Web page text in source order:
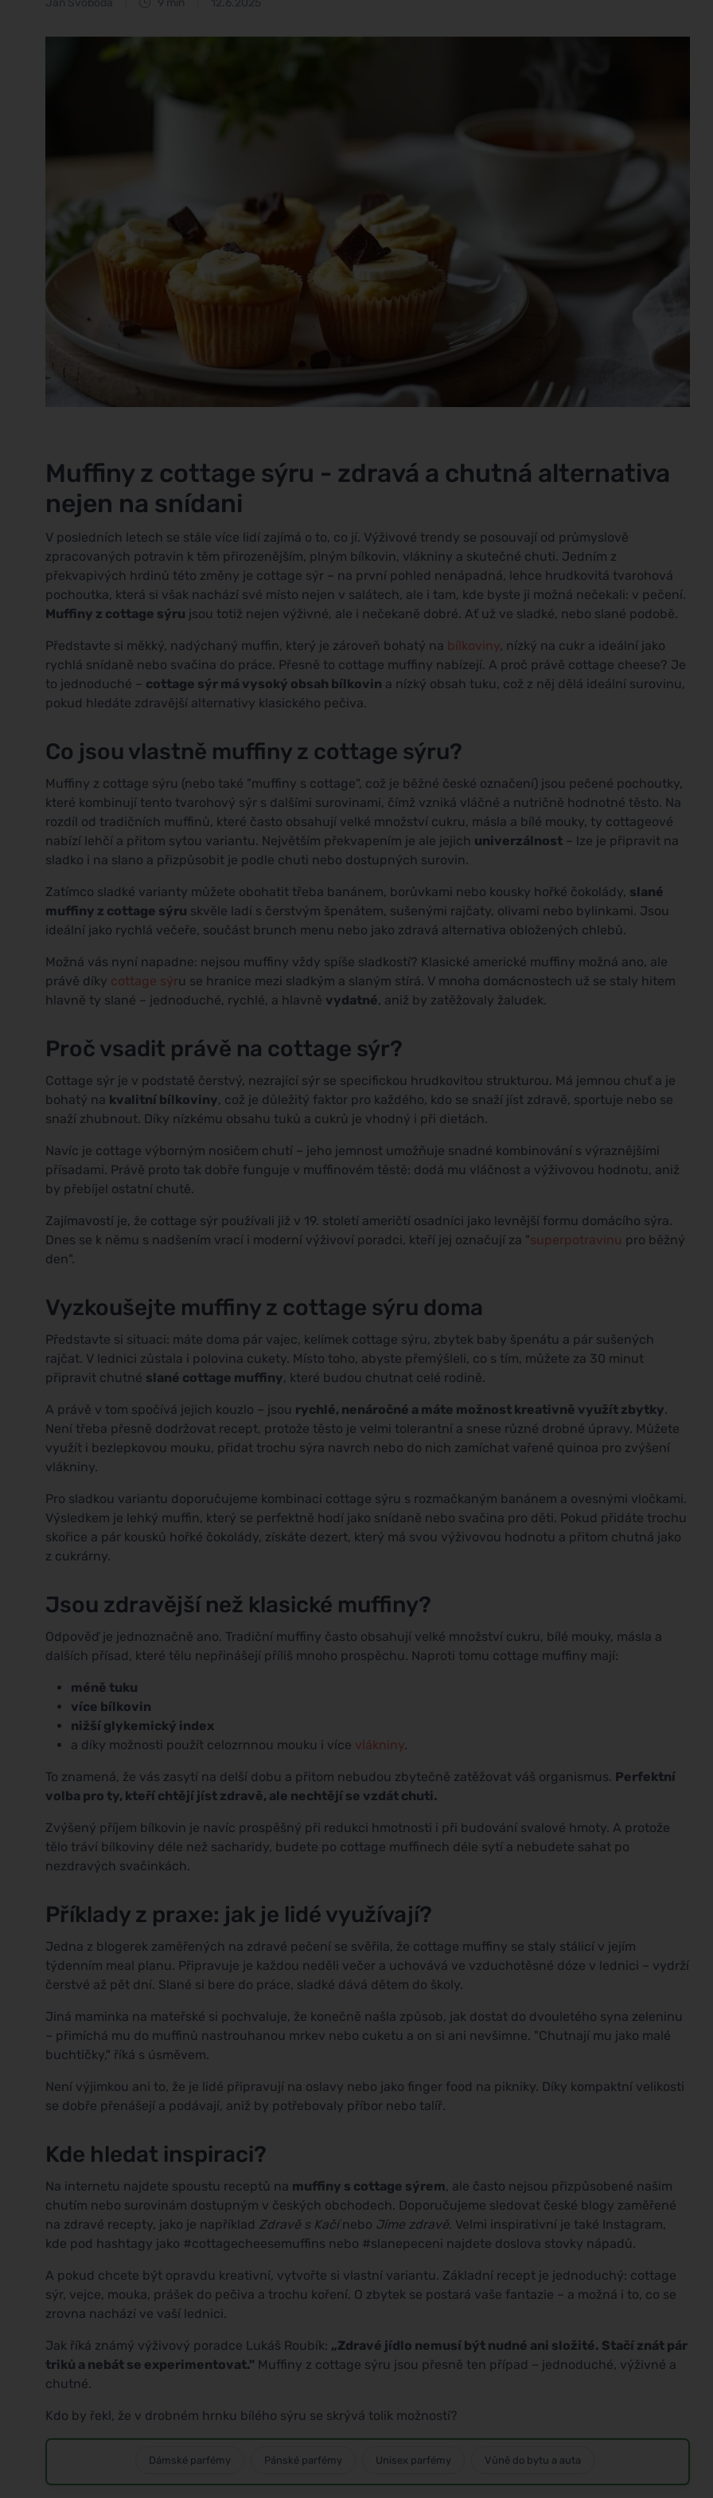
Muffiny z cottage sýru - zdravá a chutná alternativa
nejen na snídani
V posledních letech se stále více lidí zajímá o to, co jí. Výživové trendy se posouvají od průmyslově
zpracovaných potravin k těm přirozenějším, plným bílkovin, vlákniny a skutečné chuti. Jedním z
překvapivých hrdinů této změny je cottage sýr – na první pohled nenápadná, lehce hrudkovitá tvarohová
pochoutka, která si však nachází své místo nejen v salátech, ale i tam, kde byste ji možná nečekali: v pečení.
Muffiny z cottage sýru jsou totiž nejen výživné, ale i nečekaně dobré. Ať už ve sladké, nebo slané podobě.
Představte si měkký, nadýchaný muffin, který je zároveň bohatý na bílkoviny, nízký na cukr a ideální jako
rychlá snídaně nebo svačina do práce. Přesně to cottage muffiny nabízejí. A proč právě cottage cheese? Je
to jednoduché – cottage sýr má vysoký obsah bílkovin a nízký obsah tuku, což z něj dělá ideální surovinu,
pokud hledáte zdravější alternativy klasického pečiva.
Co jsou vlastně muffiny z cottage sýru?
Muffiny z cottage sýru (nebo také "muffiny s cottage", což je běžné české označení) jsou pečené pochoutky,
které kombinují tento tvarohový sýr s dalšími surovinami, čímž vzniká vláčné a nutričně hodnotné těsto. Na
rozdíl od tradičních muffinů, které často obsahují velké množství cukru, másla a bílé mouky, ty cottageové
nabízí lehčí a přitom sytou variantu. Největším překvapením je ale jejich univerzálnost – lze je připravit na
sladko i na slano a přizpůsobit je podle chuti nebo dostupných surovin.
Zatímco sladké varianty můžete obohatit třeba banánem, borůvkami nebo kousky hořké čokolády, slané
muffiny z cottage sýru skvěle ladí s čerstvým špenátem, sušenými rajčaty, olivami nebo bylinkami. Jsou
ideální jako rychlá večeře, součást brunch menu nebo jako zdravá alternativa obložených chlebů.
Možná vás nyní napadne: nejsou muffiny vždy spíše sladkostí? Klasické americké muffiny možná ano, ale
právě díky cottage sýru se hranice mezi sladkým a slaným stírá. V mnoha domácnostech už se staly hitem
hlavně ty slané – jednoduché, rychlé, a hlavně vydatné, aniž by zatěžovaly žaludek.
Proč vsadit právě na cottage sýr?
Cottage sýr je v podstatě čerstvý, nezrající sýr se specifickou hrudkovitou strukturou. Má jemnou chuť a je
bohatý na kvalitní bílkoviny, což je důležitý faktor pro každého, kdo se snaží jíst zdravě, sportuje nebo se
snaží zhubnout. Díky nízkému obsahu tuků a cukrů je vhodný i při dietách.
Navíc je cottage výborným nosičem chutí – jeho jemnost umožňuje snadné kombinování s výraznějšími
přísadami. Právě proto tak dobře funguje v muffinovém těstě: dodá mu vláčnost a výživovou hodnotu, aniž
by přebíjel ostatní chutě.
Zajímavostí je, že cottage sýr používali již v 19. století američtí osadníci jako levnější formu domácího sýra.
Dnes se k němu s nadšením vrací i moderní výživoví poradci, kteří jej označují za "superpotravinu pro běžný
den".
Vyzkoušejte muffiny z cottage sýru doma
Představte si situaci: máte doma pár vajec, kelímek cottage sýru, zbytek baby špenátu a pár sušených
rajčat. V lednici zůstala i polovina cukety. Místo toho, abyste přemýšleli, co s tím, můžete za 30 minut
připravit chutné slané cottage muffiny, které budou chutnat celé rodině.
A právě v tom spočívá jejich kouzlo – jsou rychlé, nenáročné a máte možnost kreativně využít zbytky.
Není třeba přesně dodržovat recept, protože těsto je velmi tolerantní a snese různé drobné úpravy. Můžete
využít i bezlepkovou mouku, přidat trochu sýra navrch nebo do nich zamíchat vařené quinoa pro zvýšení
vlákniny.
Pro sladkou variantu doporučujeme kombinaci cottage sýru s rozmačkaným banánem a ovesnými vločkami.
Výsledkem je lehký muffin, který se perfektně hodí jako snídaně nebo svačina pro děti. Pokud přidáte trochu
skořice a pár kousků hořké čokolády, získáte dezert, který má svou výživovou hodnotu a přitom chutná jako
z cukrárny.
Jsou zdravější než klasické muffiny?
Odpověď je jednoznačně ano. Tradiční muffiny často obsahují velké množství cukru, bílé mouky, másla a
dalších přísad, které tělu nepřinášejí příliš mnoho prospěchu. Naproti tomu cottage muffiny mají:
méně tuku
více bílkovin
nižší glykemický index
a díky možnosti použít celozrnnou mouku i více vlákniny.
To znamená, že vás zasytí na delší dobu a přitom nebudou zbytečně zatěžovat váš organismus. Perfektní
volba pro ty, kteří chtějí jíst zdravě, ale nechtějí se vzdát chuti.
Zvýšený příjem bílkovin je navíc prospěšný při redukci hmotnosti i při budování svalové hmoty. A protože
tělo tráví bílkoviny déle než sacharidy, budete po cottage muffinech déle sytí a nebudete sahat po
nezdravých svačinkách.
Příklady z praxe: jak je lidé využívají?
Jedna z blogerek zaměřených na zdravé pečení se svěřila, že cottage muffiny se staly stálicí v jejím
týdenním meal planu. Připravuje je každou neděli večer a uchovává ve vzduchotěsné dóze v lednici – vydrží
čerstvé až pět dní. Slané si bere do práce, sladké dává dětem do školy.
Jiná maminka na mateřské si pochvaluje, že konečně našla způsob, jak dostat do dvouletého syna zeleninu
– přimíchá mu do muffinů nastrouhanou mrkev nebo cuketu a on si ani nevšimne. "Chutnají mu jako malé
buchtičky," říká s úsměvem.
Není výjimkou ani to, že je lidé připravují na oslavy nebo jako finger food na pikniky. Díky kompaktní velikosti
se dobře přenášejí a podávají, aniž by potřebovaly příbor nebo talíř.
Kde hledat inspiraci?
Na internetu najdete spoustu receptů na muffiny s cottage sýrem, ale často nejsou přizpůsobené našim
chutím nebo surovinám dostupným v českých obchodech. Doporučujeme sledovat české blogy zaměřené
na zdravé recepty, jako je například Zdravě s Kačínebo Jíme zdravě. Velmi inspirativní je také Instagram,
kde pod hashtagy jako #cottagecheesemuffins nebo #slanepeceni najdete doslova stovky nápadů.
A pokud chcete být opravdu kreativní, vytvořte si vlastní variantu. Základní recept je jednoduchý: cottage
sýr, vejce, mouka, prášek do pečiva a trochu koření. O zbytek se postará vaše fantazie – a možná i to, co se
zrovna nachází ve vaší lednici.
Jak říká známý výživový poradce Lukáš Roubík: „Zdravé jídlo nemusí být nudné ani složité. Stačí znát pár
triků a nebát se experimentovat." Muffiny z cottage sýru jsou přesně ten případ – jednoduché, výživné a
chutné.
Kdo by řekl, že v drobném hrnku bílého sýru se skrývá tolik možností?
Dámské parfémy Pánské parfémy Unisex parfémy Vůně do bytu a auta